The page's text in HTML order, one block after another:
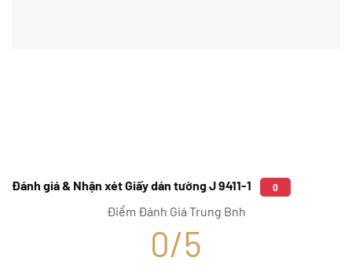
Đánh giá & Nhận xét Giấy dán tường J 9411-1 0
Điểm Đánh Giá Trung Bnh
0/5